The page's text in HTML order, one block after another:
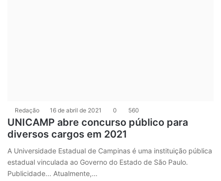
Redação 16 de abril de 2021 0 560
UNICAMP abre concurso público para
diversos cargos em 2021
A Universidade Estadual de Campinas é uma instituição pública
estadual vinculada ao Governo do Estado de São Paulo.
Publicidade... Atualmente,…